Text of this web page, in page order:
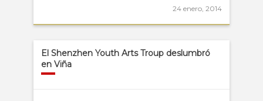
24 enero, 2014
El Shenzhen Youth Arts Troup deslumbró
en Viña